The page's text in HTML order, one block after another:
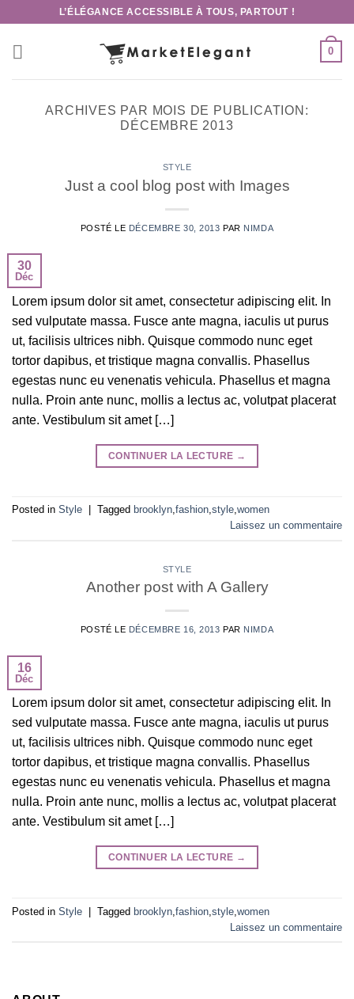
content
L’ÉLÉGANCE ACCESSIBLE À TOUS, PARTOUT !
0
ARCHIVES PAR MOIS DE PUBLICATION:
DÉCEMBRE 2013
STYLE
Just a cool blog post with Images
POSTÉ LE DÉCEMBRE 30, 2013 PAR NIMDA
30
Déc
Lorem ipsum dolor sit amet, consectetur adipiscing elit. In
sed vulputate massa. Fusce ante magna, iaculis ut purus
ut, facilisis ultrices nibh. Quisque commodo nunc eget
tortor dapibus, et tristique magna convallis. Phasellus
egestas nunc eu venenatis vehicula. Phasellus et magna
nulla. Proin ante nunc, mollis a lectus ac, volutpat placerat
ante. Vestibulum sit amet […]
CONTINUER LA LECTURE →
Posted in Style Tagged brooklyn fashion style women
Laissez un commentaire
STYLE
Another post with A Gallery
POSTÉ LE DÉCEMBRE 16, 2013 PAR NIMDA
16
Déc
Lorem ipsum dolor sit amet, consectetur adipiscing elit. In
sed vulputate massa. Fusce ante magna, iaculis ut purus
ut, facilisis ultrices nibh. Quisque commodo nunc eget
tortor dapibus, et tristique magna convallis. Phasellus
egestas nunc eu venenatis vehicula. Phasellus et magna
nulla. Proin ante nunc, mollis a lectus ac, volutpat placerat
ante. Vestibulum sit amet […]
CONTINUER LA LECTURE →
Posted in Style | Tagged brooklyn fashion style women
Laissez un commentaire